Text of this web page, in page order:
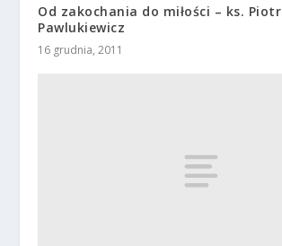
Od zakochania do miłości – ks. Piotr
Pawlukiewicz
16 grudnia, 2011